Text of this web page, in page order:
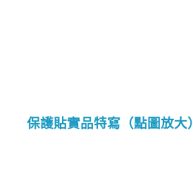
保護貼實品特寫（點圖放大）